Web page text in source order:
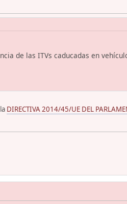
de las ITVs caducadas en
DIRECTIVA 2014/45/UE DEL